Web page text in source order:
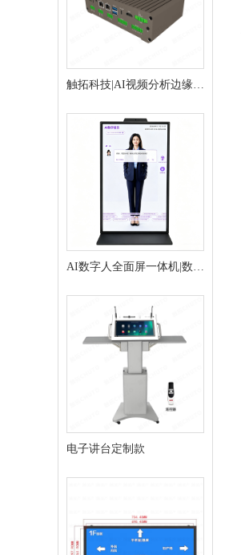
触拓科技|AI视频分析边缘推
理盒
AI数字人全面屏一体机|数字
人交互终端
电子讲台定制款